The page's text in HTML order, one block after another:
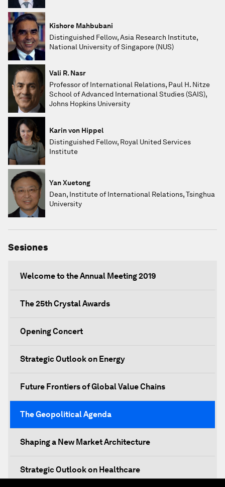
Kishore Mahbubani
Distinguished Fellow, Asia Research Institute,
National University of Singapore (NUS)
Vali R. Nasr
Professor of International Relations, Paul H. Nitze
School of Advanced International Studies (SAIS),
Johns Hopkins University
Karin von Hippel
Distinguished Fellow, Royal United Services
Institute
Yan Xuetong
Dean, Institute of International Relations, Tsinghua
University
Sesiones
Welcome to the Annual Meeting 2019
The 25th Crystal Awards
Opening Concert
Strategic Outlook on Energy
Future Frontiers of Global Value Chains
The Geopolitical Agenda
Shaping a New Market Architecture
Strategic Outlook on Healthcare